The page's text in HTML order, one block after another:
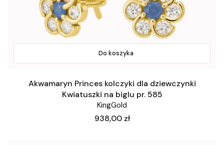
Do koszyka
Akwamaryn Princes kolczyki dla dziewczynki
Kwiatuszki na biglu pr. 585
KingGold
Cena
938,00 zł